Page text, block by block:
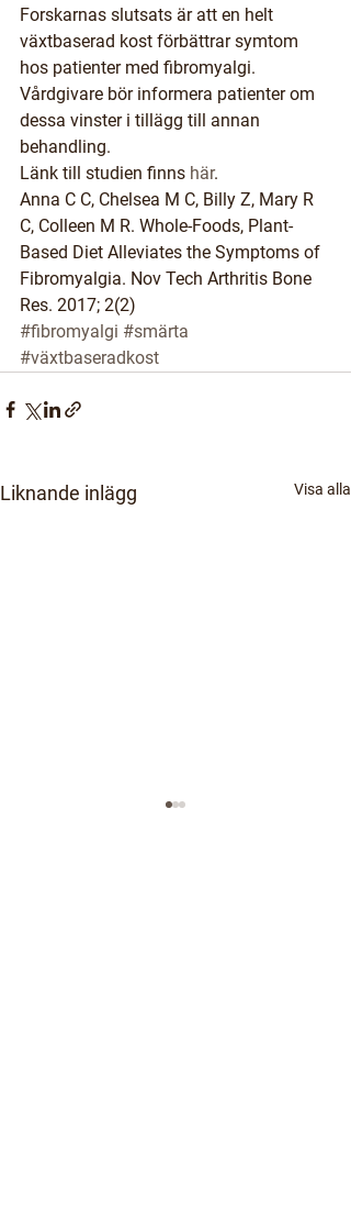
Forskarnas slutsats är att en helt
växtbaserad kost förbättrar symtom
hos patienter med fibromyalgi.
Vårdgivare bör informera patienter om
dessa vinster i tillägg till annan
behandling.
Länk till studien finns här.
Anna C C, Chelsea M C, Billy Z, Mary R
C, Colleen M R. Whole-Foods, Plant-
Based Diet Alleviates the Symptoms of
Fibromyalgia. Nov Tech Arthritis Bone
Res. 2017; 2(2)
#fibromyalgi #smärta
#växtbaseradkost
Liknande inlägg Visa alla